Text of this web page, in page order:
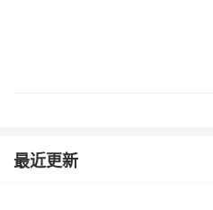
最近更新